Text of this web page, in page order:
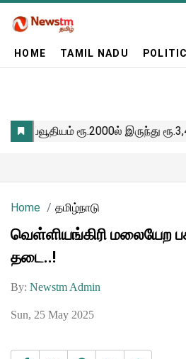
HOME TAMIL NADU
Home தமிழ்நாடு
வெள்ளியங்கிரி மலையேற
தடை..!
By: Newstm Admin
Sun, 25 May 2025